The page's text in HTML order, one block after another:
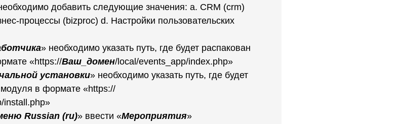
добавить следующие значения: a. CRM (crm)
процессы (bizproc) d. Настройки пользовательских
» необходимо указать путь, где будет распакован
«https://Ваш_домен/local/events_app/index.php»
установки» необходимо указать путь, где будет
в формате «https://
install.php»
Russian (ru)» ввести «Мероприятия»